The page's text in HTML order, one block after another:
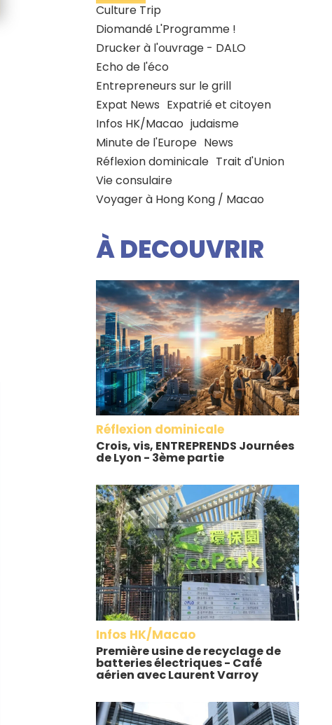
Culture Trip
Diomandé L'Programme !
Drucker à l'ouvrage - DALO
Echo de l'éco
Entrepreneurs sur le grill
Expat News Expatrié et citoyen
Infos HK/Macao judaisme
Minute de l'Europe News
Réflexion dominicale Trait d'Union
Vie consulaire
Voyager à Hong Kong / Macao
À DECOUVRIR
Réflexion dominicale
Crois, vis, ENTREPRENDS Journées
de Lyon - 3ème partie
Infos HK/Macao
Première usine de recyclage de
batteries électriques - Café
aérien avec Laurent Varroy